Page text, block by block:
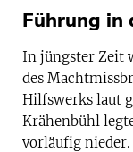
Führung in
In jüngster Zeit
des
Hilfswerks laut
Krähenbühl
vorläufig